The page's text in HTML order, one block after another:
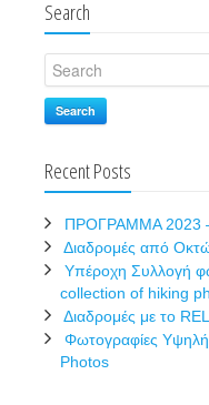
Search
Search
Recent Posts
ΠΡΟΓΡΑΜΜΑ 2023
Διαδρομές από
Υπέροχη Συλλογή
collection of hiking
Διαδρομές με το
Φωτογραφίες
Photos